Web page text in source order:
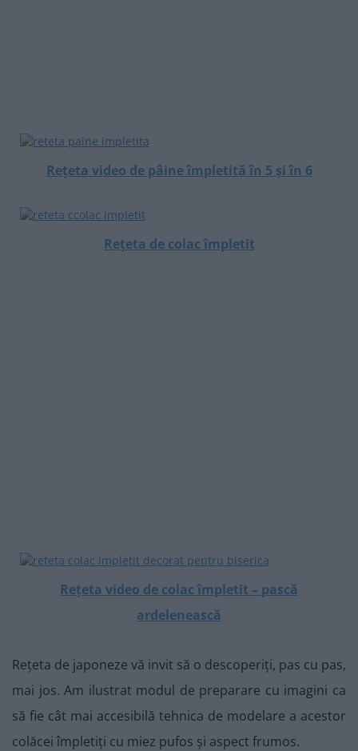
Rețeta video de pâine împletită în 5 și în 6
Rețeta de colac împletit
Rețeta video de colac împletit – pască
ardelenească
Rețeta de japoneze vă invit să o descoperiți, pas cu pas,
mai jos. Am ilustrat modul de preparare cu imagini ca
să fie cât mai accesibilă tehnica de modelare a acestor
colăcei împletiți cu miez pufos și aspect frumos.